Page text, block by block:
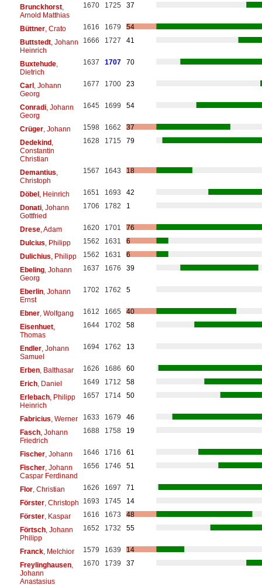
Brunckhorst,
Arnold Matthias
1670 1725 37
Büttner, Crato 1616 1679
54
Buttstedt, Johann
Heinrich
1666 1727 41
Buxtehude,
Dietrich
1637 1707 70
Carl, Johann
Georg
1677 1700 23
Conradi, Johann
Georg
1645 1699 54
Crüger, Johann 1598 1662
37
Dedekind,
Constantin
Christian
1628 1715 79
Demantius
Christoph
1567 1643 18
Döbel, Heinrich 1651 1693
42
Donati, Johann
Gottfried
1706 1782 1
Drese, Adam 1620 1701
76
Dulcius , Philipp 1562 1631
6
Dulichius , Philipp 1562 1631
6
Ebeling, Johann
Georg
1637 1676 39
Eberlin, Johann
Ernst
1702 1762 5
Ebner, Wolfgang 1612 1665
40
Eisenhuet,
Thomas
1644 1702 58
Endler, Johann
Samuel
1694 1762 13
Erben, Balthasar 1626 1686
60
Erich, Daniel 1649 1712
58
Erlebach, Philipp
Heinrich
1657 1714 50
Fabricius , Werner 1633 1679
46
Fasch, Johann
Friedrich
1688 1758 19
Fischer, Johann 1646 1716
61
Fischer, Johann
Caspar Ferdinand
1656 1746 51
Flor, Christian 1626 1697
71
Förster, Christoph 1693 1745
14
Förster, Kaspar 1616 1673
48
Förtsch, Johann
Philipp
1652 1732 55
Franck, Melchior 1579 1639
14
Freylinghausen,
Johann
Anastasius
1670 1739 37